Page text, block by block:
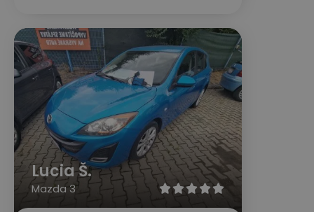
 
Lucia Š.
Mazda 3